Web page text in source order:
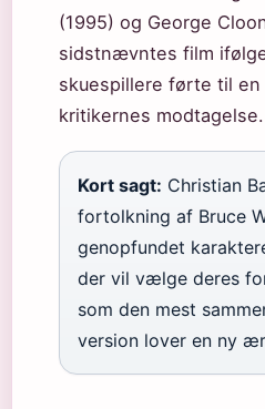
(1995) og George
sidstnævntes film
skuespillere førte til
kritikernes modtagelse.
Kort sagt: Christian
fortolkning af Bruce
genopfundet
der vil vælge deres
som den mest
version lover en ny